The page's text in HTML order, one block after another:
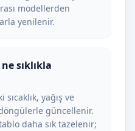
modellerden
yenilenir.
sıklıkla
yağış ve
güncellenir.
daha sık tazelenir;